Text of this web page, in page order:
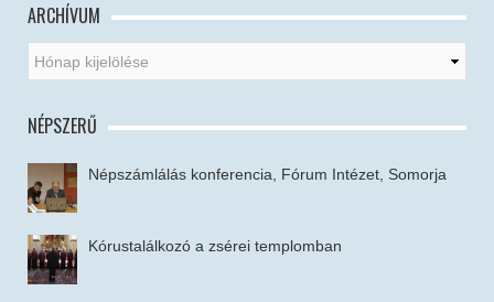
ARCHÍVUM
NÉPSZERŰ
Népszámlálás konferencia, Fórum Intézet, Somorja
Kórustalálkozó a zsérei templomban